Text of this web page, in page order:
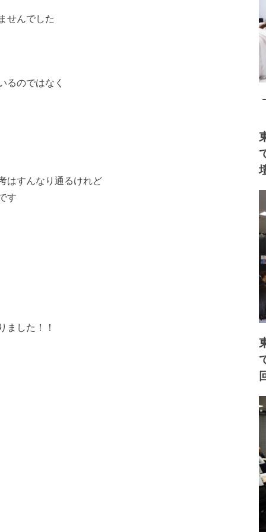
せんでした
るのではなく
はすんなり通るけれど
す
ました！！